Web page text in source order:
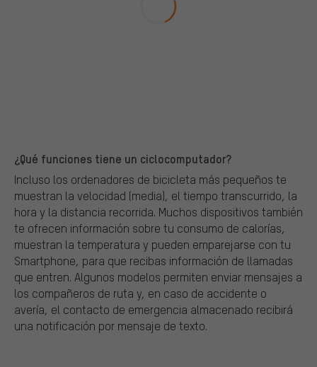
¿Qué funciones tiene un ciclocomputador?
Incluso los ordenadores de bicicleta más pequeños te
muestran la velocidad (media), el tiempo transcurrido, la
hora y la distancia recorrida. Muchos dispositivos también
te ofrecen información sobre tu consumo de calorías,
muestran la temperatura y pueden emparejarse con tu
Smartphone, para que recibas información de llamadas
que entren. Algunos modelos permiten enviar mensajes a
los compañeros de ruta y, en caso de accidente o
avería, el contacto de emergencia almacenado recibirá
una notificación por mensaje de texto.